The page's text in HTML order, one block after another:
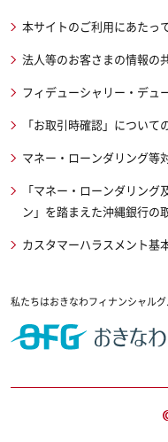
私たちはおきなわフィナンシャル
本サイトのご利用にあたっ
法人等のお客さまの情報の
フィデューシャリー・デュ
「お取引時確認」について
マネー・ローンダリング等
「マネー・ローンダリン
ン」を踏まえた沖縄銀行の
カスタマーハラスメント基